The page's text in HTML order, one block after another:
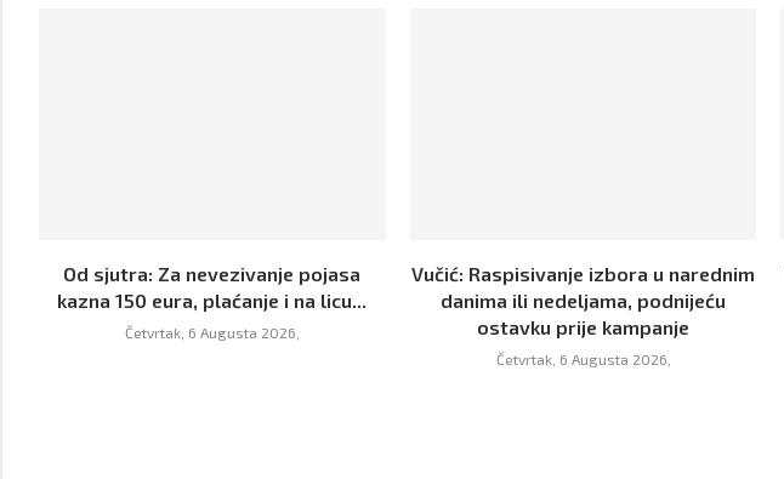
Od sjutra: Za nevezivanje pojasa
kazna 150 eura, plaćanje i na licu...
Četvrtak, 6 Augusta 2026,
Vučić: Raspisivanje izbora u narednim
danima ili nedeljama, podnijeću
ostavku prije kampanje
Četvrtak, 6 Augusta 2026,